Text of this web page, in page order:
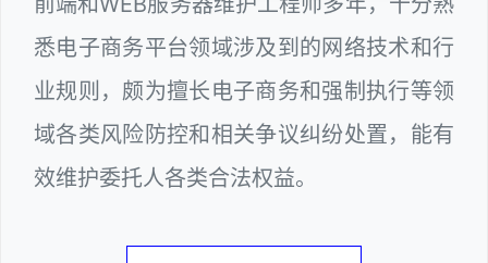
悉电子商务平台领域涉及到的网络技术和行
业规则，颇为擅长电子商务和强制执行等领
域各类风险防控和相关争议纠纷处置，能有
效维护委托人各类合法权益。